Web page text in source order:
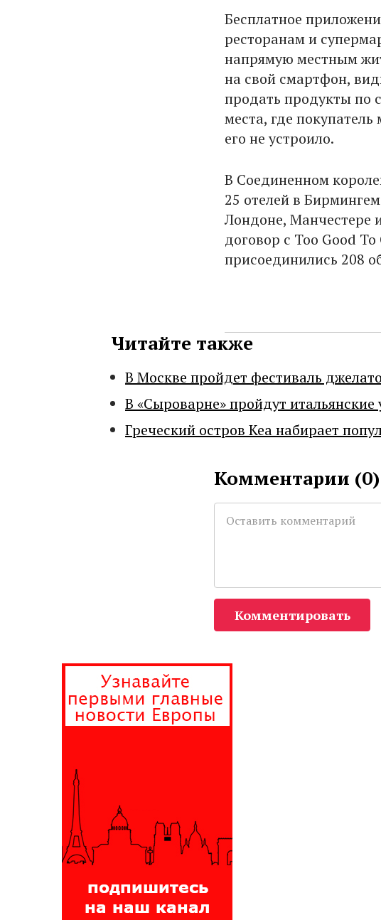
Бесплатное
ресторанам и
напрямую местным
на свой смартфон,
продать продукты по
места, где
его не устроило.
В Соединенном
25 отелей в
Лондоне, Манчестере
договор с Too Good
присоединились 208
Читайте также
В Москве пройдет фестиваль джелато
В «Сыроварне» пройдут
Греческий остров Кеа набирает
Комментарии (0)
Комментировать